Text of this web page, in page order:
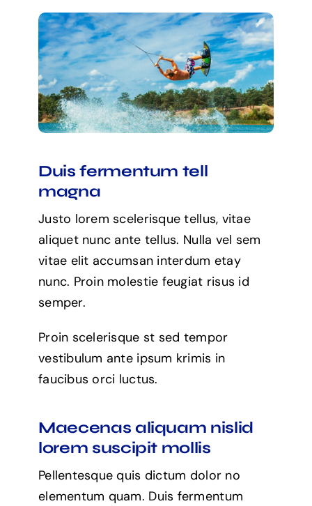
Duis fermentum tell
magna
Justo lorem scelerisque tellus, vitae
aliquet nunc ante tellus. Nulla vel sem
vitae elit accumsan interdum etay
nunc. Proin molestie feugiat risus id
semper.
Proin scelerisque st sed tempor
vestibulum ante ipsum krimis in
faucibus orci luctus.
Maecenas aliquam nislid
lorem suscipit mollis
Pellentesque quis dictum dolor no
elementum quam. Duis fermentum